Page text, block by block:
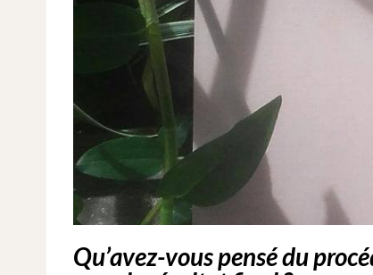
Qu’avez-vous pensé du